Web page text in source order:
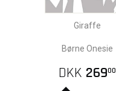
Giraffe
Børne Onesie
DKK 26900